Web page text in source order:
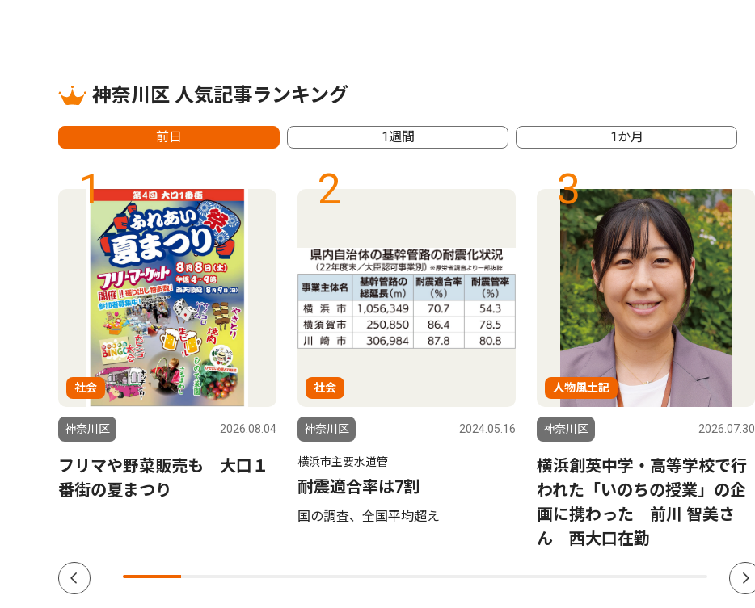
神奈川区 人気記事ランキング
前日 1週間 1か月
1
社会
神奈川区 2026.08.04
フリマや野菜販売も 大口１
番街の夏まつり
2
社会
神奈川区 2024.05.16
横浜市主要水道管
耐震適合率は7割
国の調査、全国平均超え
3
人物風土記
神奈川区 2026.07.30
横浜創英中学・高等学校で行
われた「いのちの授業」の企
画に携わった 前川 智美さ
ん 西大口在勤